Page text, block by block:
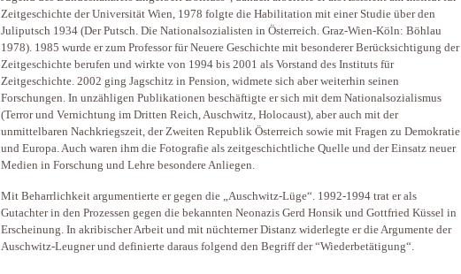
Zeitgeschichte der Universität Wien, 1978 folgte die Habilitation mit einer Studie über den
Juliputsch 1934 (Der Putsch. Die Nationalsozialisten in Österreich. Graz-Wien-Köln: Böhlau
1978). 1985 wurde er zum Professor für Neuere Geschichte mit besonderer Berücksichtigung der
Zeitgeschichte berufen und wirkte von 1994 bis 2001 als Vorstand des Instituts für
Zeitgeschichte. 2002 ging Jagschitz in Pension, widmete sich aber weiterhin seinen
Forschungen. In unzähligen Publikationen beschäftigte er sich mit dem Nationalsozialismus
(Terror und Vernichtung im Dritten Reich, Auschwitz, Holocaust), aber auch mit der
unmittelbaren Nachkriegszeit, der Zweiten Republik Österreich sowie mit Fragen zu Demokratie
und Europa. Auch waren ihm die Fotografie als zeitgeschichtliche Quelle und der Einsatz neuer
Medien in Forschung und Lehre besondere Anliegen.
Mit Beharrlichkeit argumentierte er gegen die „Auschwitz-Lüge“. 1992-1994 trat er als
Gutachter in den Prozessen gegen die bekannten Neonazis Gerd Honsik und Gottfried Küssel in
Erscheinung. In akribischer Arbeit und mit nüchterner Distanz widerlegte er die Argumente der
Auschwitz-Leugner und definierte daraus folgend den Begriff der “Wiederbetätigung“.